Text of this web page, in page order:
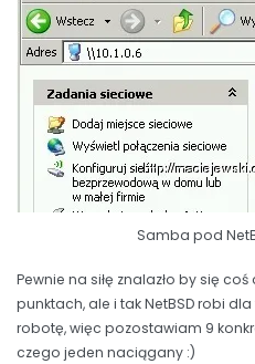
Samba pod
Pewnie na siłę znalazło by się
punktach, ale i tak NetBSD robi
robotę, więc pozostawiam 9
czego jeden naciągany :)